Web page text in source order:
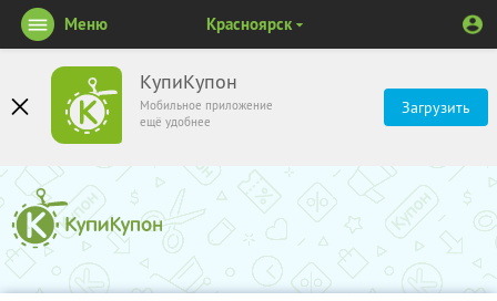
КупиКупон
Мобильное приложение
ещё удобнее
Загрузить
Меню Красноярск